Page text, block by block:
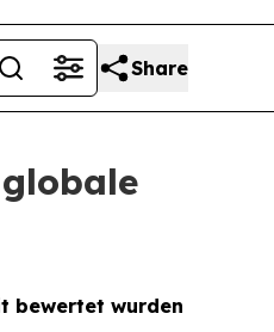
Share
bewertet wurden